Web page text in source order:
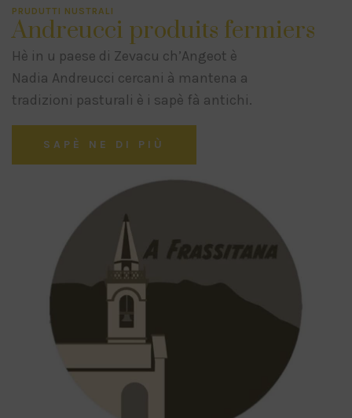
PRUDUTTI NUSTRALI
Andreucci produits fermiers
Hè in u paese di Zevacu ch’Angeot è
Nadia Andreucci cercani à mantena a
tradizioni pasturali è i sapè fà antichi.
SAPÈ NE DI PIÙ